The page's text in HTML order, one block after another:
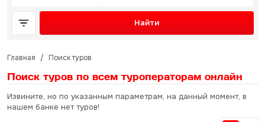
Найти
Главная / Поиск туров
Поиск туров по всем туроператорам онлайн
Извините, но по указанным параметрам, на данный момент, в
нашем банке нет туров!